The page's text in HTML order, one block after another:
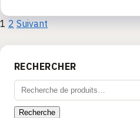
Pagination
des
publications
1 2 Suivant
RECHERCHER
Recherche
pour :
Recherche